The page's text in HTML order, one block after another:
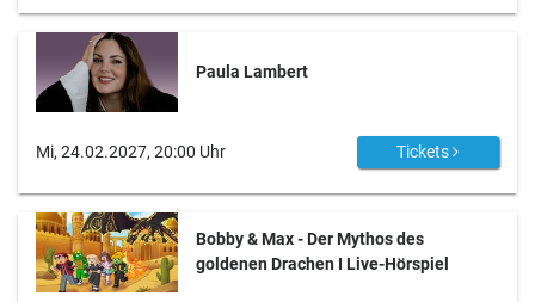
Paula Lambert
Mi, 24.02.2027, 20:00 Uhr Tickets
Bobby & Max - Der Mythos des
goldenen Drachen I Live-Hörspiel